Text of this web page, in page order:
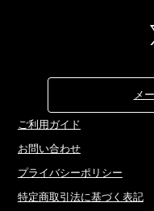
メ
ご利用ガイド
お問い合わせ
プライバシーポリシー
特定商取引法に基づく表記